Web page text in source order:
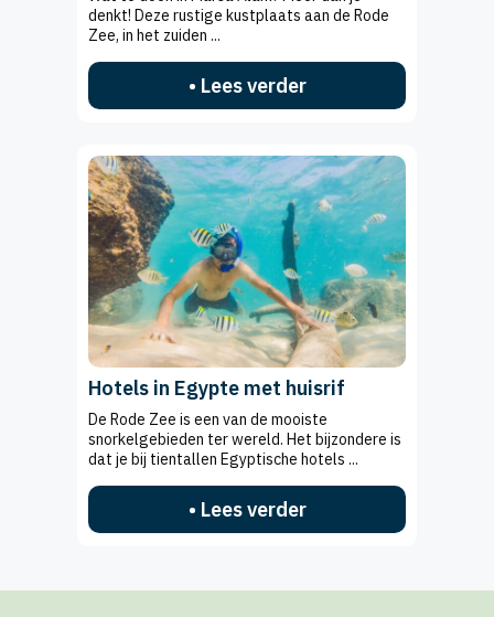
denkt! Deze rustige kustplaats aan de Rode
Zee, in het zuiden ...
• Lees verder
Hotels in Egypte met huisrif
De Rode Zee is een van de mooiste
snorkelgebieden ter wereld. Het bijzondere is
dat je bij tientallen Egyptische hotels ...
• Lees verder